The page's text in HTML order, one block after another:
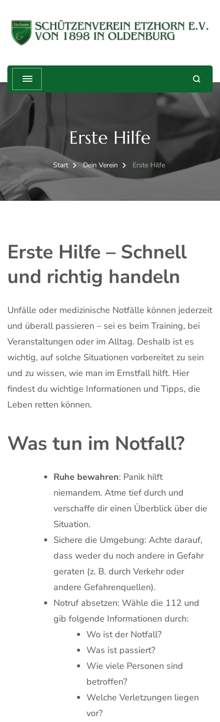
Schützenverein Etzhorn e.V. von
1898
Treffender geht's nicht!
Erste Hilfe
Start Dein Verein Erste Hilfe
Erste Hilfe – Schnell
und richtig handeln
Unfälle oder medizinische Notfälle können jederzeit
und überall passieren – sei es beim Training, bei
Veranstaltungen oder im Alltag. Deshalb ist es
wichtig, auf solche Situationen vorbereitet zu sein
und zu wissen, wie man im Ernstfall hilft. Hier
findest du wichtige Informationen und Tipps, die
Leben retten können.
Was tun im Notfall?
Ruhe bewahren: Panik hilft
niemandem. Atme tief durch und
verschaffe dir einen Überblick über die
Situation.
Sichere die Umgebung: Achte darauf,
dass weder du noch andere in Gefahr
geraten (z. B. durch Verkehr oder
andere Gefahrenquellen).
Notruf absetzen: Wähle die 112 und
gib folgende Informationen durch:
Wo ist der Notfall?
Was ist passiert?
Wie viele Personen sind
betroffen?
Welche Verletzungen liegen
vor?